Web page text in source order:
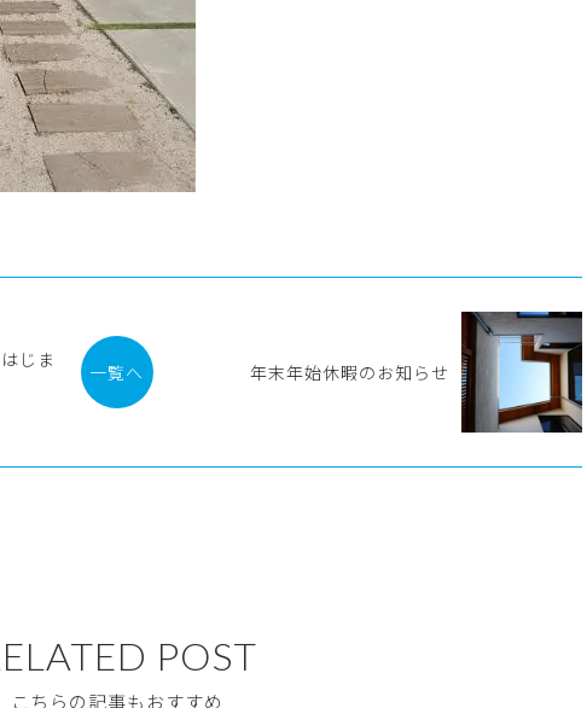
じま
一覧へ 年末年始休暇のお知らせ
POST
こちらの記事もおすすめ